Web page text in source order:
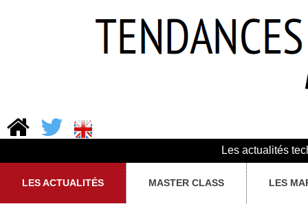
Les actualités
LES ACTUALITÉS MASTER CLASS LES